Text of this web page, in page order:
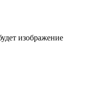
изображение